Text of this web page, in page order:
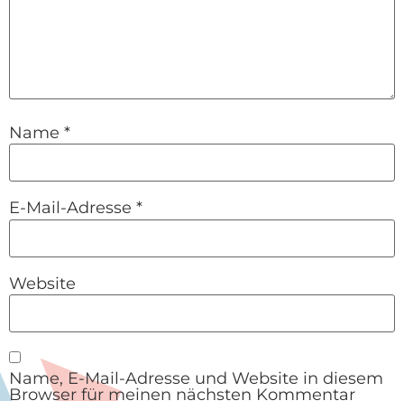
Name *
E-Mail-Adresse *
Website
Name, E-Mail-Adresse und Website in diesem
Browser für meinen nächsten Kommentar